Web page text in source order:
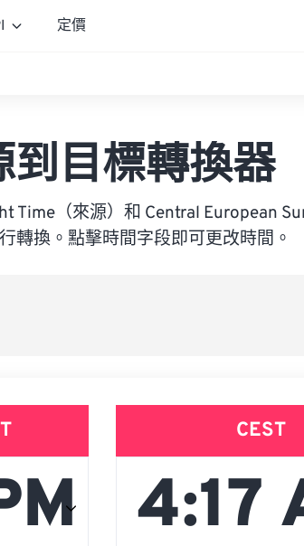
定價
到目標轉換器
Time（來源）和 Central European
轉換。點擊時間字段即可更改時間。
CEST